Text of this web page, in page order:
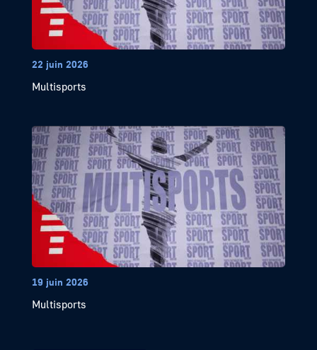
22 juin 2026
Multisports
19 juin 2026
Multisports